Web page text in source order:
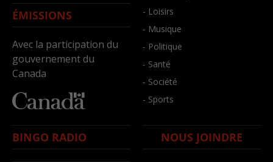
ÉMISSIONS
Avec la participation du
gouvernement du
Canada
- Loisirs
- Musique
- Politique
- Santé
- Société
- Sports
BINGO RADIO NOUS JOINDRE